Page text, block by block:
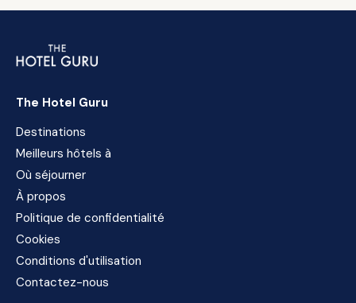
The Hotel Guru
Destinations
Meilleurs hôtels à
Où séjourner
À propos
Politique de confidentialité
Cookies
Conditions d'utilisation
Contactez-nous